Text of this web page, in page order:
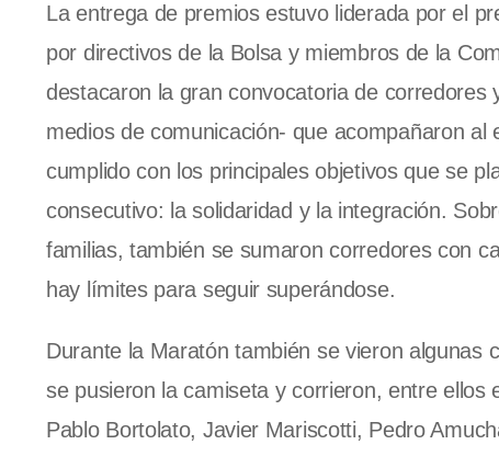
La entrega de premios estuvo liderada por el
por directivos de la Bolsa y miembros de la
destacaron la gran convocatoria de
medios de comunicación- que acompañaron
cumplido con los principales objetivos que se
consecutivo: la solidaridad y la integración.
familias, también se sumaron corredores con
hay límites para seguir superándose.
Durante la Maratón también se vieron algunas
se pusieron la camiseta y corrieron, entre
Pablo Bortolato, Javier Mariscotti, Pedro